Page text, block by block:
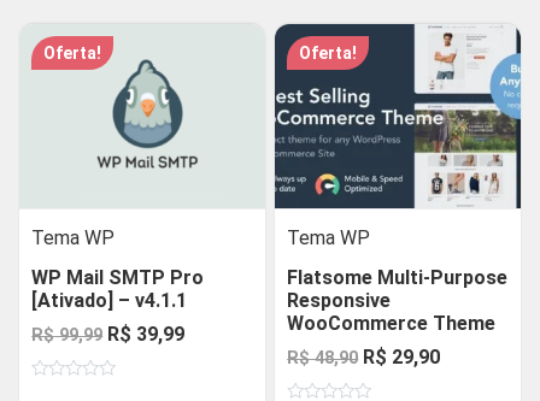
R$ 48,90.
R$ 59,99.
Oferta!
Tema WP
WP Mail SMTP Pro
[Ativado] – v4.1.1
R$99,99 O
preço
R$ 39,99O
Oferta!
Tema WP
Flatsome Multi-Purpose
Responsive
WooCommerce Theme
R$48,90 O
preço
R$ 29,90O